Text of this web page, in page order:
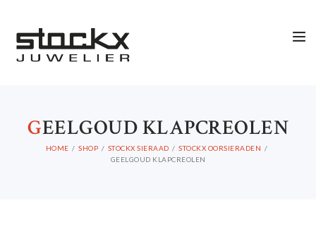
GEELGOUD KLAPCREOLEN
HOME SHOP STOCKX SIERAAD
STOCKX OORSIERADEN
GEELGOUD KLAPCREOLEN